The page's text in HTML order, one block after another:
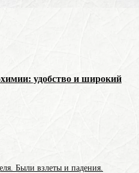
удобство и широкий
Были взлеты и падения.